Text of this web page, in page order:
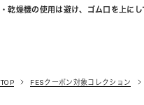
・乾燥機の使用は避け、ゴム口を上にし
TOP FESクーポン対象コレクション